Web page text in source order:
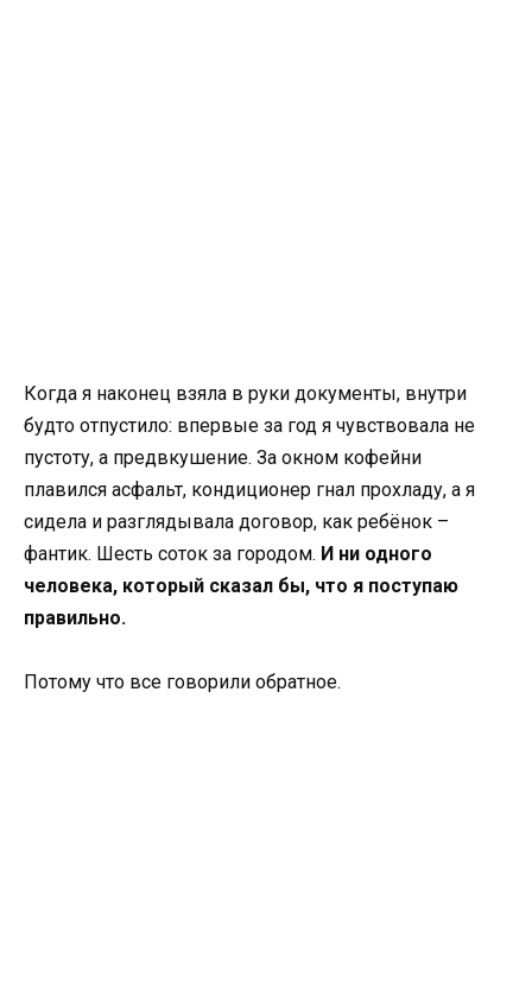
Когда я наконец взяла в руки документы, внутри
будто отпустило: впервые за год я чувствовала не
пустоту, а предвкушение. За окном кофейни
плавился асфальт, кондиционер гнал прохладу, а я
сидела и разглядывала договор, как ребёнок –
фантик. Шесть соток за городом. И ни одного
человека, который сказал бы, что я поступаю
правильно.
Потому что все говорили обратное.